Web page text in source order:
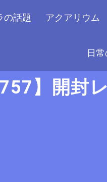
の話題 アクアリウム
日
】開封